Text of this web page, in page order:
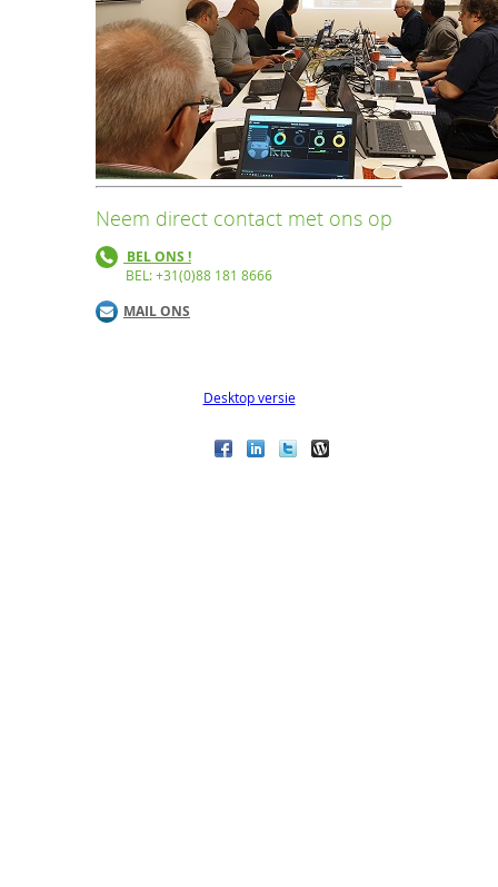
Neem direct contact met ons op
BEL ONS !
BEL: +31(0)88 181 8666
MAIL ONS
Desktop versie